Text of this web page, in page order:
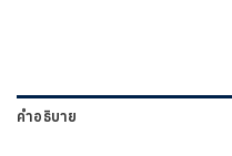
คำอธิบาย